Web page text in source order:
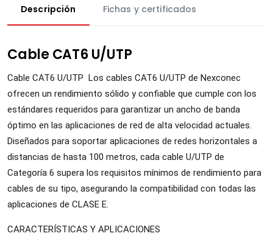
Descripción Fichas y certificados
Cable CAT6 U/UTP
Cable CAT6 U/UTP Los cables CAT6 U/UTP de Nexconec
ofrecen un rendimiento sólido y confiable que cumple con los
estándares requeridos para garantizar un ancho de banda
óptimo en las aplicaciones de red de alta velocidad actuales.
Diseñados para soportar aplicaciones de redes horizontales a
distancias de hasta 100 metros, cada cable U/UTP de
Categoría 6 supera los requisitos mínimos de rendimiento para
cables de su tipo, asegurando la compatibilidad con todas las
aplicaciones de CLASE E.
CARACTERÍSTICAS Y APLICACIONES